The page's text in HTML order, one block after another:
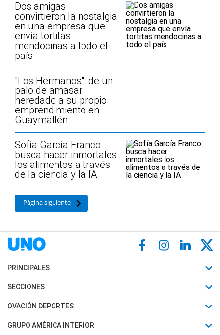
Dos amigas
convirtieron la nostalgia
en una empresa que
envía tortitas
mendocinas a todo el
país
"Los Hermanos": de un
palo de amasar
heredado a su propio
emprendimiento en
Guaymallén
Sofía García Franco
busca hacer inmortales
los alimentos a través
de la ciencia y la IA
Página siguiente
PRINCIPALES
Últimas Noticias
Política
SECCIONES
Horóscopo
Motores
OVACIÓN DEPORTES
Fútbol
GRUPO AMÉRICA INTERIOR